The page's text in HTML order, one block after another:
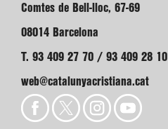
Comtes de Bell-lloc, 67-69
08014 Barcelona
T. 93 409 27 70 / 93 409 28 10
web@catalunyacristiana.cat